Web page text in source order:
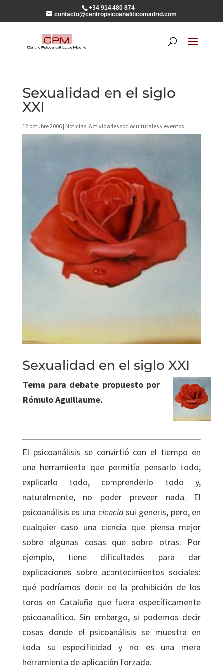
+34 914 480 874
contacto@centropsicoanaliticomadrid.com
Sexualidad en el siglo
XXI
12 octubre 2006| Noticias, Actividades socioculturales y eventos
Sexualidad en el siglo XXI
Tema para debate propuesto por
Rómulo Aguillaume.
El psicoanálisis se convirtió con el tiempo en
una herramienta que permitía pensarlo todo,
explicarlo todo, comprenderlo todo y,
naturalmente, no poder preveer nada. El
psicoanálisis es una cienciasui generis, pero, en
cualquier caso una ciencia que piensa mejor
sobre algunas cosas que sobre otras. Por
ejemplo, tiene dificultades para dar
explicaciones sobre acontecimientos sociales:
qué podríamos decir de la prohibición de los
toros en Cataluña que fuera específicamente
psicoanalítico. Sin embargo, si podemos decir
cosas donde el psicoanálisis se muestra en
toda su especificidad y no es una mera
herramienta de aplicación forzada.